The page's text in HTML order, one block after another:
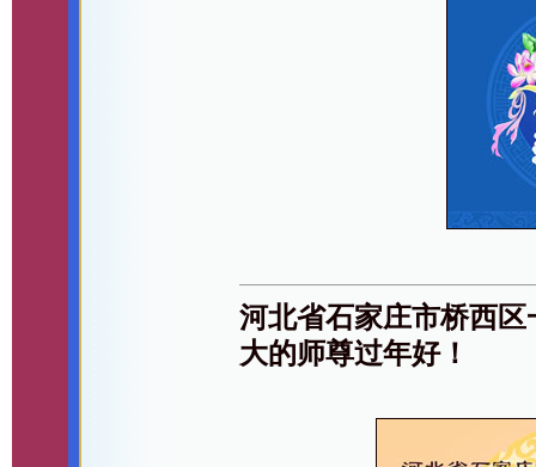
河北省石家庄市桥西
大的师尊过年好！